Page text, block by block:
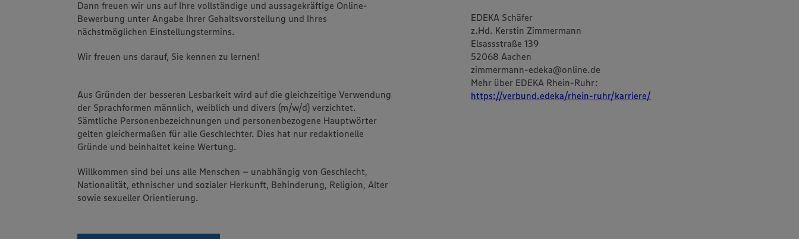
Dann freuen wir uns auf Ihre vollständige und aussagekräftige Online-
Bewerbung unter Angabe Ihrer Gehaltsvorstellung und Ihres
nächstmöglichen Einstellungstermins.
Wir freuen uns darauf, Sie kennen zu lernen!
Aus Gründen der besseren Lesbarkeit wird auf die gleichzeitige Verwendung
der Sprachformen männlich, weiblich und divers (m/w/d) verzichtet.
Sämtliche Personenbezeichnungen und personenbezogene Hauptwörter
gelten gleichermaßen für alle Geschlechter. Dies hat nur redaktionelle
Gründe und beinhaltet keine Wertung.
Willkommen sind bei uns alle Menschen – unabhängig von Geschlecht,
Nationalität, ethnischer und sozialer Herkunft, Behinderung, Religion, Alter
sowie sexueller Orientierung.
EDEKA Schäfer
z.Hd. Kerstin Zimmermann
Elsassstraße 139
52068 Aachen
zimmermann-edeka@online.de
Mehr über EDEKA Rhein-Ruhr:
https://verbund.edeka/rhein-ruhr/karriere/